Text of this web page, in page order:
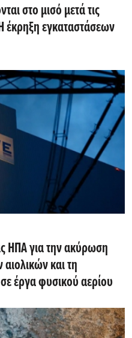
στο μισό μετά τις
έκρηξη εγκαταστάσεων
και τη
έργα φυσικού αερίου